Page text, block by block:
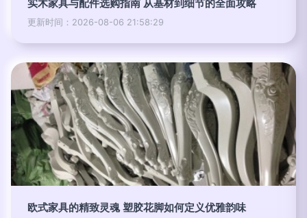
实木家具与配件选购指南 从基材到细节的全面攻略
更新时间：2026-08-06 21:58:29
欧式家具的精致灵魂 塑胶花脚如何定义优雅韵味